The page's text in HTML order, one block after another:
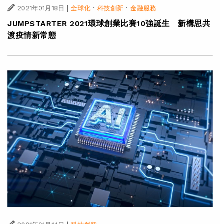
2021年01月18日 | 全球化·科技創新·金融服務
JUMPSTARTER 2021環球創業比賽10強誕生 新構思共
渡疫情新常態